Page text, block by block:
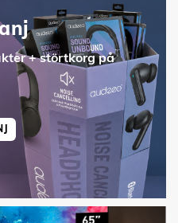
+ störtkorg på